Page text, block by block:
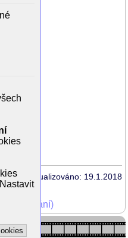
Aktualizováno: 19.1.2018
vysílání)